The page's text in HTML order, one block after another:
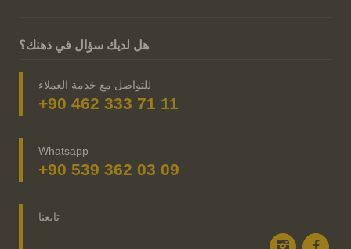
هل لديك سؤال في ذهنك؟
للتواصل مع خدمة العملاء
+90 462 333 71 11
Whatsapp
+90 539 362 03 09
تابعنا